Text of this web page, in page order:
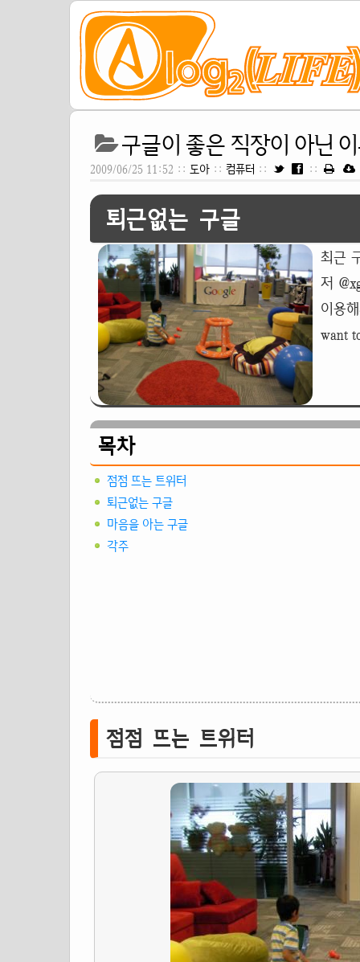
구글이 좋은 직장이 아닌
2009/06/25 11:52 :: 도아 :: 컴퓨터 :: ::
퇴근없는 구글
최근
저
이용
want
목차
점점 뜨는 트위터
퇴근없는 구글
마음을 아는 구글
각주
점점 뜨는 트위터